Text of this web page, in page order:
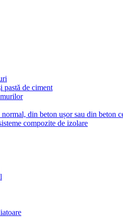
pastă de ciment
din beton ușor sau din beton
compozite de izolare